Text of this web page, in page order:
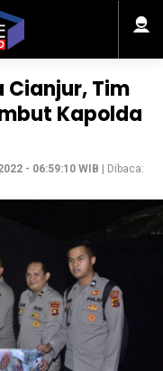
Cianjur, Tim
Kapolda
- 06:59:10 WIB | Dibaca: